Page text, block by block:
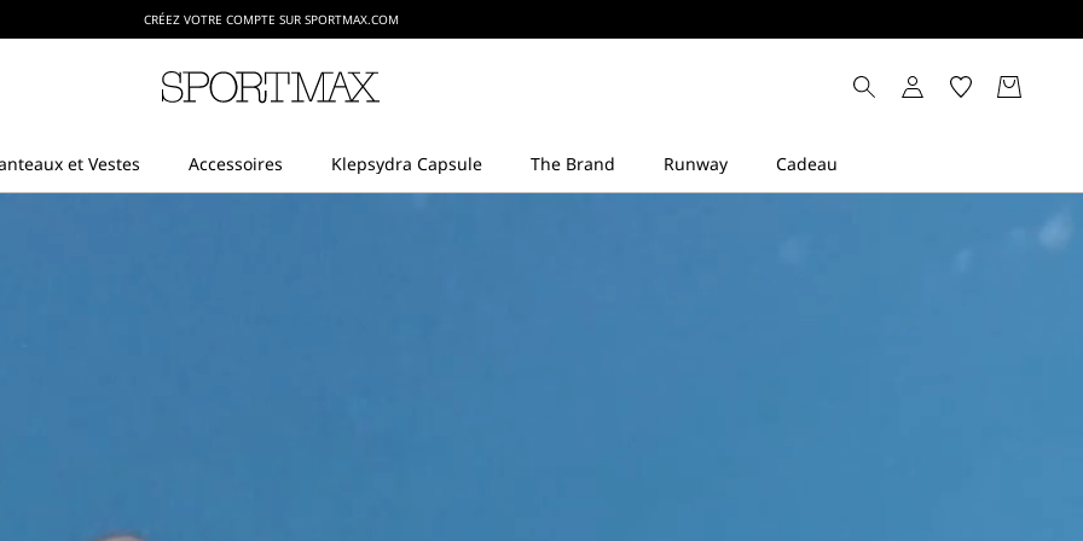
CRÉEZ VOTRE COMPTE SUR SPORTMAX.COM